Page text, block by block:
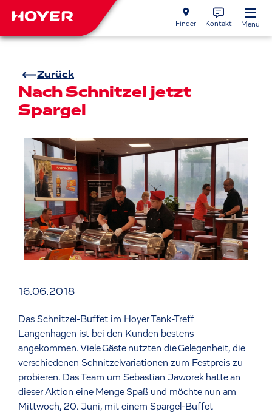
Finder Kontakt Menü
Zurück
Nach Schnitzel jetzt
Spargel
16.06.2018
Das Schnitzel-Buffet im Hoyer Tank-Treff
Langenhagen ist bei den Kunden bestens
angekommen. Viele Gäste nutzten die Gelegenheit, die
verschiedenen Schnitzelvariationen zum Festpreis zu
probieren. Das Team um Sebastian Jaworek hatte an
dieser Aktion eine Menge Spaß und möchte nun am
Mittwoch, 20. Juni, mit einem Spargel-Buffet